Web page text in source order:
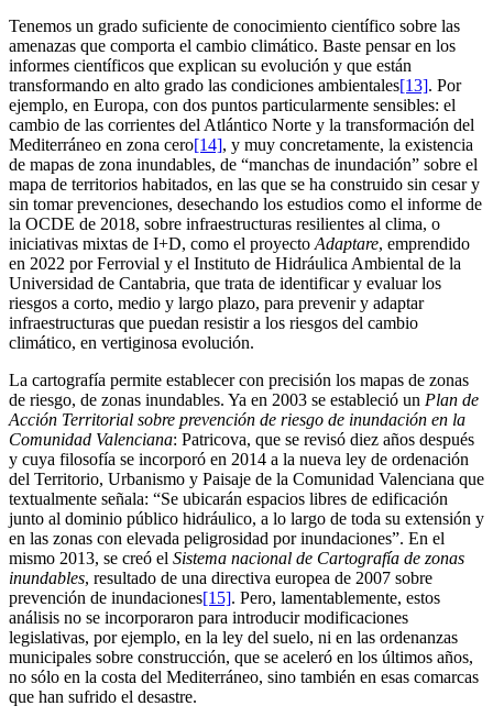
Tenemos un grado suficiente de conocimiento científico sobre las
amenazas que comporta el cambio climático. Baste pensar en los
informes científicos que explican su evolución y que están
transformando en alto grado las condiciones ambientales[13]. Por
ejemplo, en Europa, con dos puntos particularmente sensibles: el
cambio de las corrientes del Atlántico Norte y la transformación del
Mediterráneo en zona cero[14], y muy concretamente, la existencia
de mapas de zona inundables, de “manchas de inundación” sobre el
mapa de territorios habitados, en las que se ha construido sin cesar y
sin tomar prevenciones, desechando los estudios como el informe de
la OCDE de 2018, sobre infraestructuras resilientes al clima, o
iniciativas mixtas de I+D, como el proyectoAdaptare, emprendido
en 2022 por Ferrovial y el Instituto de Hidráulica Ambiental de la
Universidad de Cantabria, que trata de identificar y evaluar los
riesgos a corto, medio y largo plazo, para prevenir y adaptar
infraestructuras que puedan resistir a los riesgos del cambio
climático, en vertiginosa evolución.
La cartografía permite establecer con precisión los mapas de zonas
de riesgo, de zonas inundables. Ya en 2003 se estableció un Plan de
Acción Territorial sobre prevención de riesgo de inundación en la
Comunidad Valenciana: Patricova, que se revisó diez años después
y cuya filosofía se incorporó en 2014 a la nueva ley de ordenación
del Territorio, Urbanismo y Paisaje de la Comunidad Valenciana que
textualmente señala: “Se ubicarán espacios libres de edificación
junto al dominio público hidráulico, a lo largo de toda su extensión y
en las zonas con elevada peligrosidad por inundaciones”. En el
mismo 2013, se creó el Sistema nacional de Cartografía de zonas
inundables, resultado de una directiva europea de 2007 sobre
prevención de inundaciones[15]. Pero, lamentablemente, estos
análisis no se incorporaron para introducir modificaciones
legislativas, por ejemplo, en la ley del suelo, ni en las ordenanzas
municipales sobre construcción, que se aceleró en los últimos años,
no sólo en la costa del Mediterráneo, sino también en esas comarcas
que han sufrido el desastre.